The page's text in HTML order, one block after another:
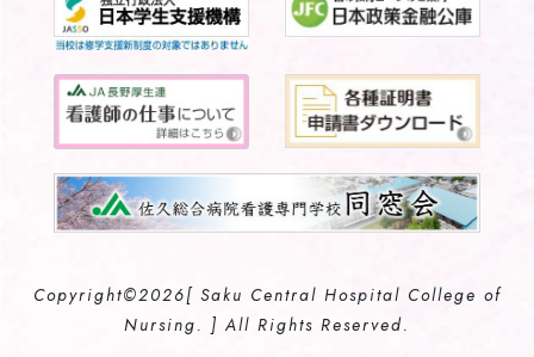
Copyright©2026[ Saku Central Hospital College of
Nursing. ] All Rights Reserved.